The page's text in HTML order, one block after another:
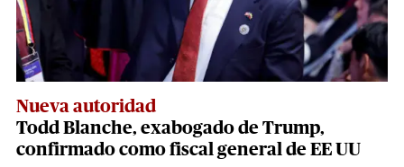
Nueva autoridad
Todd Blanche, exabogado de Trump,
confirmado como fiscal general de EE UU